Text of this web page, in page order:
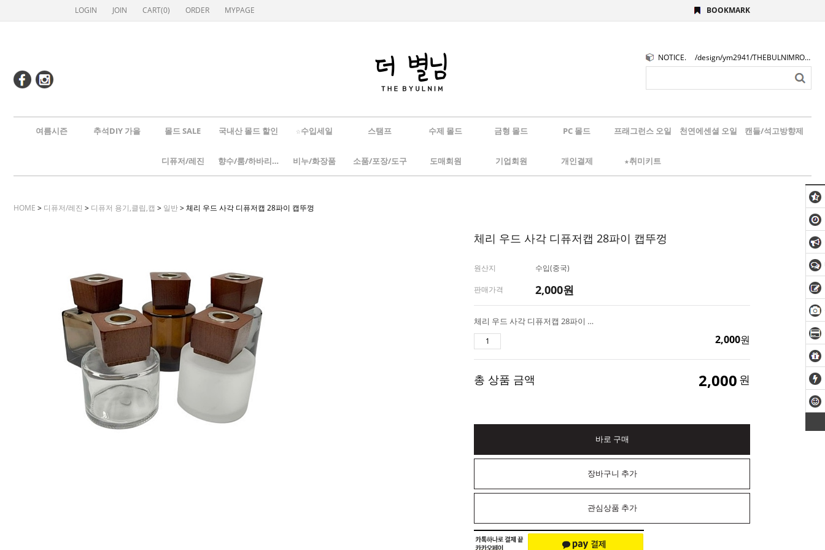
LOGIN JOIN CART(0) ORDER MYPAGE BOOKMARK
NOTICE. /design/ym2941/THEBULNIMROGO.png
여름시즌 추석DIY 가을 몰드 SALE 국내산 몰드 할인 ☆수입세일 스탬프 수제 몰드 금형 몰드 PC 몰드 프래그런스 오일 천연에센셜 오일 캔들/석고방향제
디퓨저/레진 향수/룸/하바리움 비누/화장품 소품/포장/도구 도매회원 기업회원 개인결제 ★취미키트
HOME > 디퓨저/레진 > 디퓨저 용기,클립,캡 > 일반> 체리 우드 사각 디퓨저캡 28파이 캡뚜껑
체리 우드 사각 디퓨저캡 28파이 캡뚜껑
원산지 수입(중국)
판매가격 2,000원
체리 우드 사각 디퓨저캡 28파이 캡뚜껑
2,000원
총 상품 금액 2,000 원
바로 구매
장바구니 추가
관심상품 추가